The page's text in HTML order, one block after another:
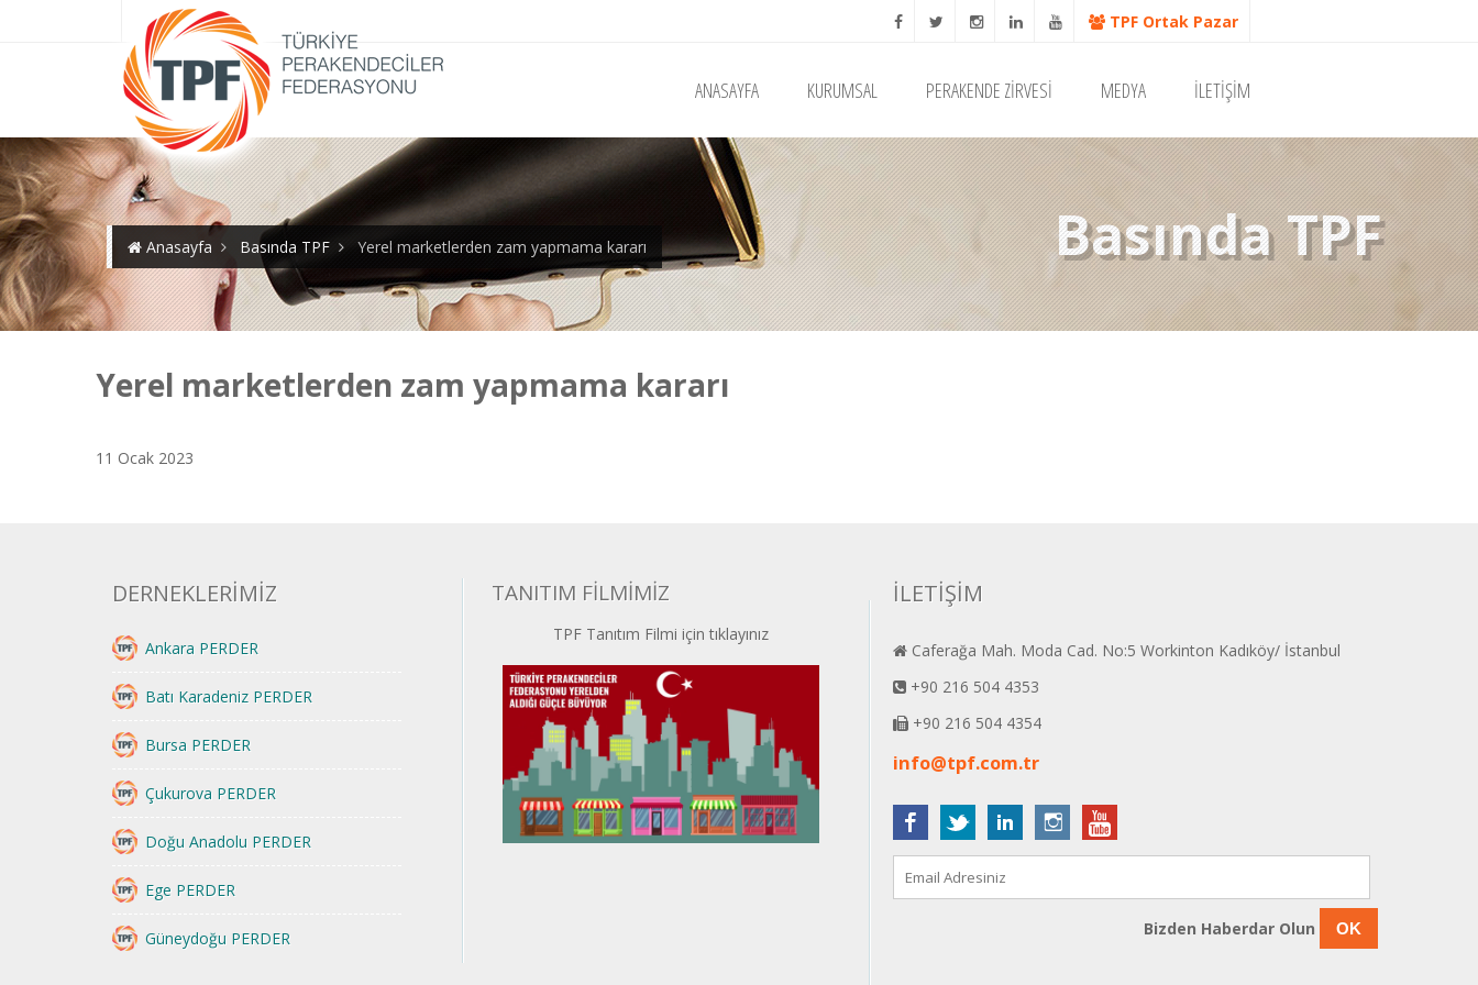
TPF Ortak Pazar
ANASAYFA KURUMSAL PERAKENDE ZİRVESİ MEDYA İLETİŞİM
Basında TPF
Anasayfa Basında TPF Yerel marketlerden zam yapmama kararı
Yerel marketlerden zam yapmama kararı
11 Ocak 2023
DERNEKLERİMİZ
Ankara PERDER
Batı Karadeniz PERDER
Bursa PERDER
Çukurova PERDER
Doğu Anadolu PERDER
Ege PERDER
Güneydoğu PERDER
TANITIM FİLMİMİZ
TPF Tanıtım Filmi için tıklayınız
İLETİŞİM
Caferağa Mah. Moda Cad. No:5 Workinton Kadıköy/ İstanbul
+90 216 504 4353
+90 216 504 4354
info@tpf.com.tr
Bizden Haberdar Olun OK